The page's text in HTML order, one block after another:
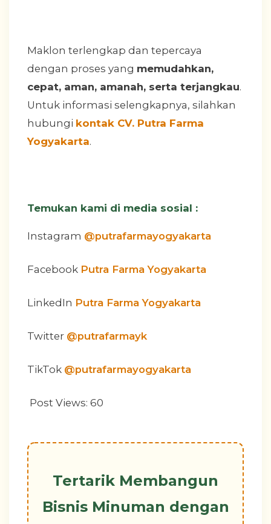
Maklon terlengkap dan tepercaya
dengan proses yang memudahkan,
cepat, aman, amanah, serta terjangkau.
Untuk informasi selengkapnya, silahkan
hubungi kontak CV. Putra Farma
Yogyakarta.
Temukan kami di media sosial :
Instagram @putrafarmayogyakarta
Facebook Putra Farma Yogyakarta
LinkedIn Putra Farma Yogyakarta
Twitter @putrafarmayk
TikTok @putrafarmayogyakarta
Post Views: 60
Tertarik Membangun
Bisnis Minuman dengan